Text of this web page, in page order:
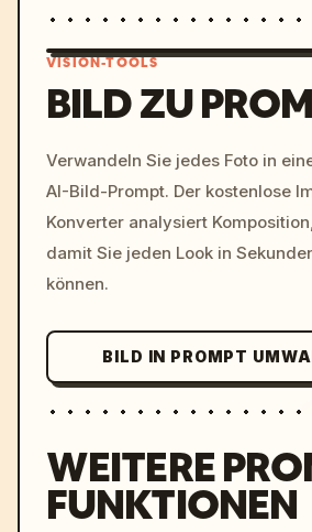
c,
VISION-TOOLS
BILD ZU
Verwandeln Sie jedes Foto in
AI-Bild-Prompt. Der kostenlose
Konverter analysiert
damit Sie jeden Look in
können.
BILD IN PROMPT
WEITERE
FUNKTIONEN